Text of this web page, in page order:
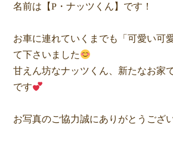
名前は【P・ナッツくん】です！
お車に連れていくまでも「可愛い可
て下さいました
甘えん坊なナッツくん、新たなお家
です
お写真のご協力誠にありがとうござ